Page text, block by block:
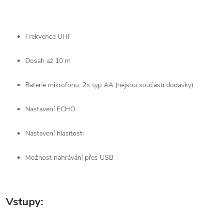
Frekvence UHF
Dosah až 10 m
Baterie mikrofonu: 2× typ AA (nejsou součástí dodávky)
Nastavení ECHO
Nastavení hlasitosti
Možnost nahrávání přes USB
Vstupy: